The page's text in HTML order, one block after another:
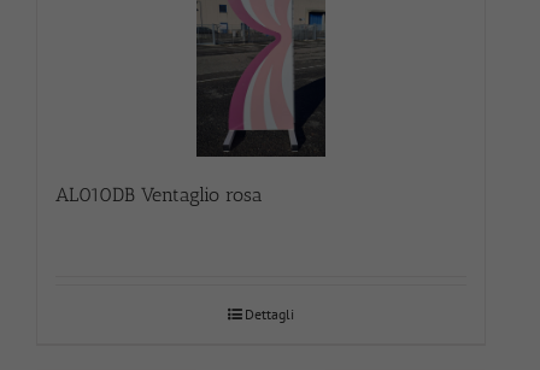
AL010DB Ventaglio rosa
Dettagli